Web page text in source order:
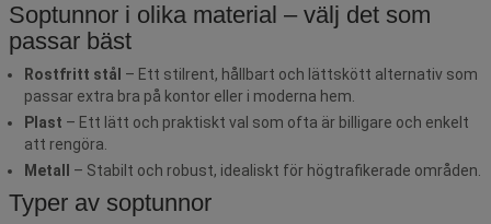
Soptunnor i olika material – välj det som
passar bäst
Rostfritt stål – Ett stilrent, hållbart och lättskött alternativ som
passar extra bra på kontor eller i moderna hem.
Plast – Ett lätt och praktiskt val som ofta är billigare och enkelt
att rengöra.
Metall
– Stabilt och robust, idealiskt för högtrafikerade områden.
Typer av soptunnor